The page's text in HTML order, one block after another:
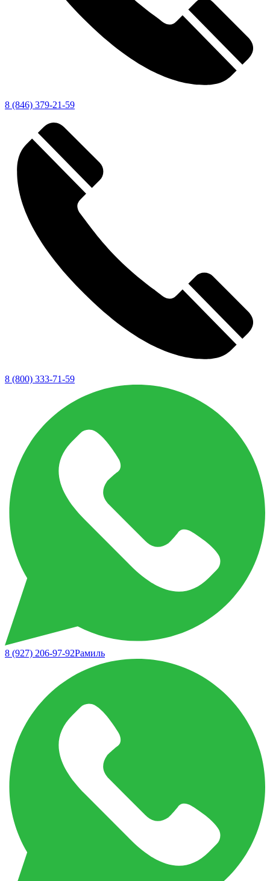
8 (846) 379-21-59
8 (800) 333-71-59
8 (927) 206-97-92Рамиль